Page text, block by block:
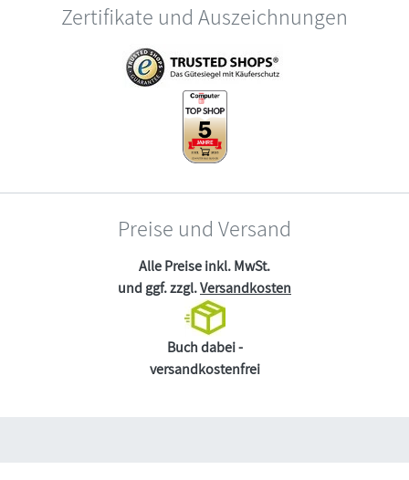
Zertifikate und Auszeichnungen
Preise und Versand
Alle Preise inkl. MwSt.
und ggf. zzgl.Versandkosten
Buch dabei -
versandkostenfrei